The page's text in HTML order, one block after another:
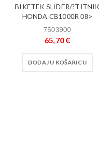
BIKETEK SLIDER/?TITNIK
HONDA CB1000R 08>
7503900
65,70€
DODAJ U KOŠARICU